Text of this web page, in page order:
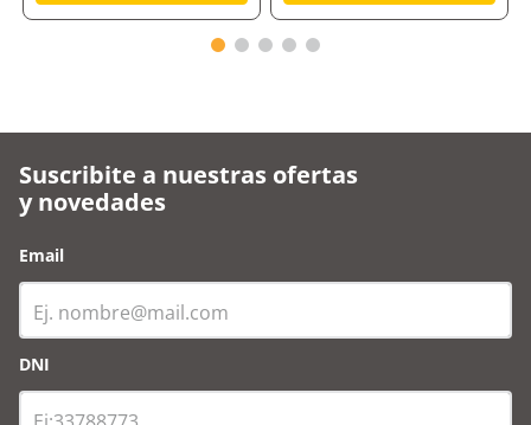
Suscribite a nuestras ofertas
y novedades
Email
DNI